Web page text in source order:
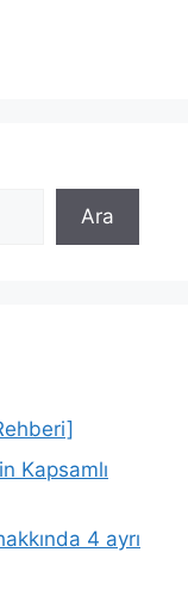
Ara
Kapsamlı
4 ayrı